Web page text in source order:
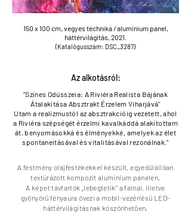
150 x 100 cm, vegyes technika /alumínium panel,
háttérvilágítás, 2021.
(Katalógusszám: DSC_3287)
Az alkotásról:
"Színes Odüsszeia: A Riviéra Realista Bájának
Átalakítása Absztrakt Érzelem Viharjává"
Utam a realizmustól az absztrakcióig vezetett, ahol
a Riviéra szépségét érzelmi kavalkáddá alakítottam
át, benyomásokká és élményekké, amelyek az élet
spontaneitásával és vitalitásával rezonálnak."
A festmény olajfestékekkel készült, egyedülállóan
textúrázott kompozit alumínium panelen.
A képet távtartók „lebegtetik” a falnál, illetve
gyönyörű fényaura övezi a mobil-vezérlésű LED-
háttérvilágításnak köszönhetően.